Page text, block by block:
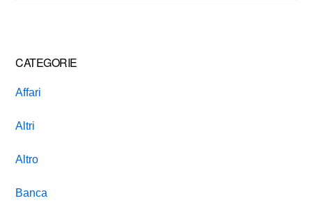
CATEGORIE
Affari
Altri
Altro
Banca